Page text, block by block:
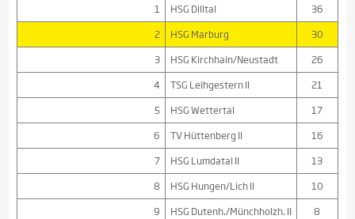
1
HSG Dilltal
36
2
HSG Marburg
30
3
HSG Kirchhain/Neustadt
26
4
TSG Leihgestern II
21
5
HSG Wettertal
17
6
TV Hüttenberg II
16
7
HSG Lumdatal II
13
8
HSG Hungen/Lich II
10
9
HSG Dutenh./Münchholzh. II 8